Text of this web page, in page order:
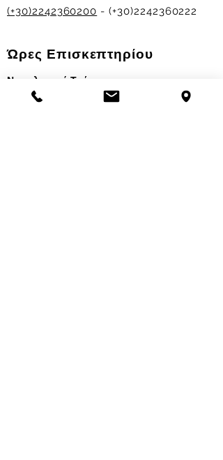
(+30)2242360200 - (+30)2242360222
Ώρες Επισκεπτηρίου
Νοσηλευτικά Τμήματα
Χειμερινό ωράριο: 11.00-13.00
17.30-19.30